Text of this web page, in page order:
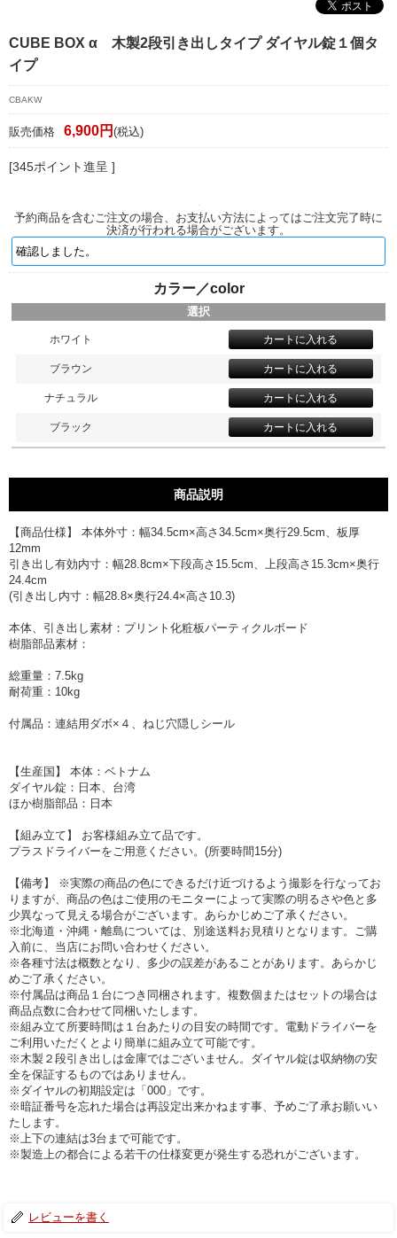
CUBE BOX α 木製2段引き出しタイプ ダイヤル錠１個タ
イプ
CBAKW
販売価格 6,900円 (税込)
[345ポイント進呈 ]
予約商品を含むご注文の場合、お支払い方法によってはご注文完了時に
決済が行われる場合がございます。
カラー／color
選択
ホワイト
ブラウン
ナチュラル
ブラック
商品説明
【商品仕様】 本体外寸：幅34.5cm×高さ34.5cm×奥行29.5cm、板厚
12mm
引き出し有効内寸：幅28.8cm×下段高さ15.5cm、上段高さ15.3cm×奥行
24.4cm
(引き出し内寸：幅28.8×奥行24.4×高さ10.3)
本体、引き出し素材：プリント化粧板パーティクルボード
樹脂部品素材：
総重量：7.5kg
耐荷重：10kg
付属品：連結用ダボ×４、ねじ穴隠しシール
【生産国】 本体：ベトナム
ダイヤル錠：日本、台湾
ほか樹脂部品：日本
【組み立て】 お客様組み立て品です。
プラスドライバーをご用意ください。(所要時間15分)
【備考】 ※実際の商品の色にできるだけ近づけるよう撮影を行なってお
りますが、商品の色はご使用のモニターによって実際の明るさや色と多
少異なって見える場合がございます。あらかじめご了承ください。
※北海道・沖縄・離島については、別途送料お見積りとなります。ご購
入前に、当店にお問い合わせください。
※各種寸法は概数となり、多少の誤差があることがあります。あらかじ
めご了承ください。
※付属品は商品１台につき同梱されます。複数個またはセットの場合は
商品点数に合わせて同梱いたします。
※組み立て所要時間は１台あたりの目安の時間です。電動ドライバーを
ご利用いただくとより簡単に組み立て可能です。
※木製２段引き出しは金庫ではございません。ダイヤル錠は収納物の安
全を保証するものではありません。
※ダイヤルの初期設定は「000」です。
※暗証番号を忘れた場合は再設定出来かねます事、予めご了承お願いい
たします。
※上下の連結は3台まで可能です。
※製造上の都合による若干の仕様変更が発生する恐れがございます。
レビューを書く